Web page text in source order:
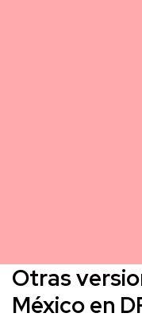
Otras
México en